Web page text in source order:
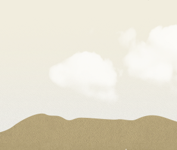
היא לא ...
שטח
...